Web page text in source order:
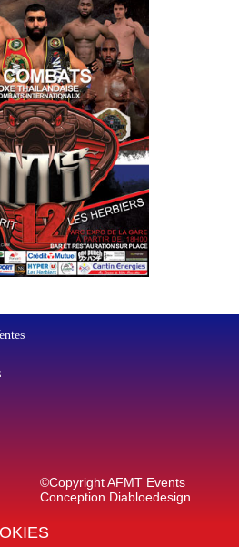
©Copyright AFMT Events
Conception Diabloedesign